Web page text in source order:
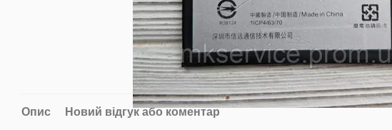
Опис Новий відгук або коментар